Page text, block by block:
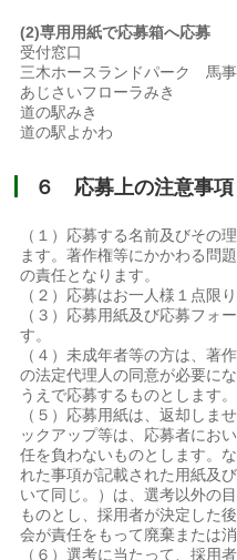
(2)専用用紙で応募箱へ応募
受付窓口
三木ホースランドパーク 馬
あじさいフローラみき
道の駅みき
道の駅よかわ
６ 応募上の注意事項
（１）応募する名前及びその
ます。著作権等にかかわる問
の責任となります。
（２）応募はお一人様１点限
（３）応募用紙及び応募フォ
す。
（４）未成年者等の方は、著
の法定代理人の同意が必要に
うえで応募するものとします。
（５）応募用紙は、返却しま
ックアップ等は、応募者にお
任を負わないものとします。
れた事項が記載された用紙及
いて同じ。）は、選考以外の
ものとし、採用者が決定した
会が責任をもって廃棄または
（６）選考に当たって、採用